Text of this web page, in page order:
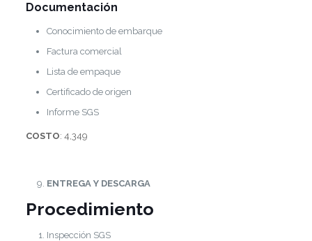
Documentación
Conocimiento de embarque
Factura comercial
Lista de empaque
Certificado de origen
Informe SGS
COSTO: 4,349
ENTREGA Y DESCARGA
Procedimiento
Inspección SGS